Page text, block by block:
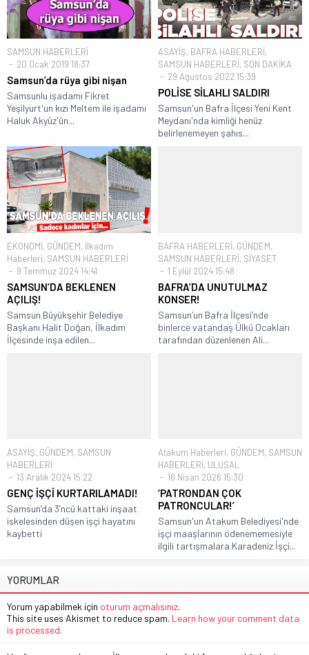
SAMSUN HABERLERİ
20 Ocak 2019 18:37
Samsun’da rüya gibi nişan
Samsunlu işadamı Fikret
Yeşilyurt'un kızı Meltem ile işadamı
Haluk Akyüz'ün...
ASAYİŞ, BAFRA HABERLERİ,
SAMSUN HABERLERİ, SON DAKİKA
29 Ağustos 2022 15:39
POLİSE SİLAHLI SALDIRI
Samsun'un Bafra İlçesi Yeni Kent
Meydanı'nda kimliği henüz
belirlenemeyen şahıs...
EKONOMİ, GÜNDEM, İlkadım
Haberleri, SAMSUN HABERLERİ
9 Temmuz 2024 14:41
SAMSUN’DA BEKLENEN
AÇILIŞ!
Samsun Büyükşehir Belediye
Başkanı Halit Doğan, İlkadım
İlçesinde inşa edilen...
BAFRA HABERLERİ, GÜNDEM,
SAMSUN HABERLERİ, SİYASET
1 Eylül 2024 15:48
BAFRA’DA UNUTULMAZ
KONSER!
Samsun’un Bafra İlçesi’nde
binlerce vatandaş Ülkü Ocakları
tarafından düzenlenen Ali...
ASAYİŞ, GÜNDEM, SAMSUN
HABERLERİ
13 Aralık 2024 15:22
GENÇ İŞÇİ KURTARILAMADI!
Samsun’da 3’ncü kattaki inşaat
iskelesinden düşen işçi hayatını
kaybetti
Atakum Haberleri, GÜNDEM, SAMSUN
HABERLERİ, ULUSAL
16 Nisan 2026 15:30
‘PATRONDAN ÇOK
PATRONCULAR!’
Samsun'un Atakum Belediyesi'nde
işçi maaşlarının ödenememesiyle
ilgili tartışmalara Karadeniz İşçi...
YORUMLAR
Yorum yapabilmek için oturum açmalısınız.
This site uses Akismet to reduce spam. Learn how your comment data
is processed.